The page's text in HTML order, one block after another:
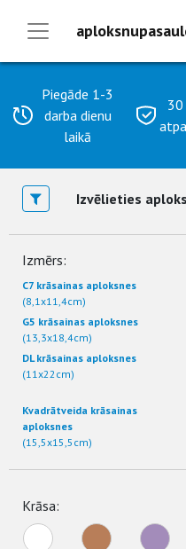
Piegāde 1-3
darba dienu
laikā
30
Izvēlieties
Izmērs:
C7 krāsainas aploksnes
(8,1x11,4cm)
G5 krāsainas aploksnes
(13,3x18,4cm)
DL krāsainas aploksnes
(11x22cm)
Kvadrātveida krāsainas
aploksnes
(15,5x15,5cm)
Krāsa: